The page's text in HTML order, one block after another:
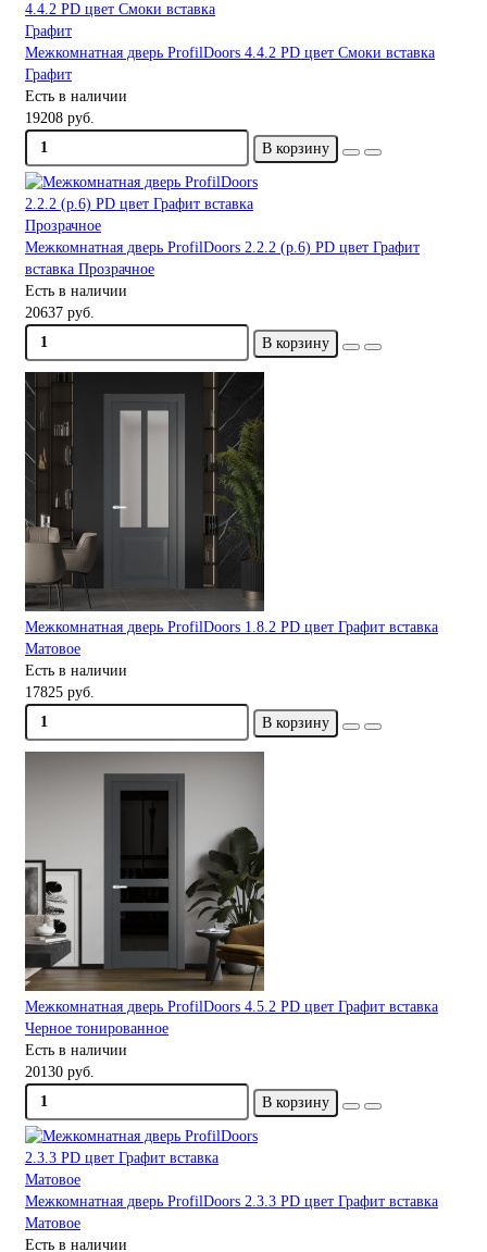
Межкомнатная дверь ProfilDoors 4.4.2 PD цвет Смоки вставка
Графит
Есть в наличии
19208 руб.
В корзину
Межкомнатная дверь ProfilDoors 2.2.2 (р.6) PD цвет Графит
вставка Прозрачное
Есть в наличии
20637 руб.
В корзину
Межкомнатная дверь ProfilDoors 1.8.2 PD цвет Графит вставка
Матовое
Есть в наличии
17825 руб.
В корзину
Межкомнатная дверь ProfilDoors 4.5.2 PD цвет Графит вставка
Черное тонированное
Есть в наличии
20130 руб.
В корзину
Межкомнатная дверь ProfilDoors 2.3.3 PD цвет Графит вставка
Матовое
Есть в наличии